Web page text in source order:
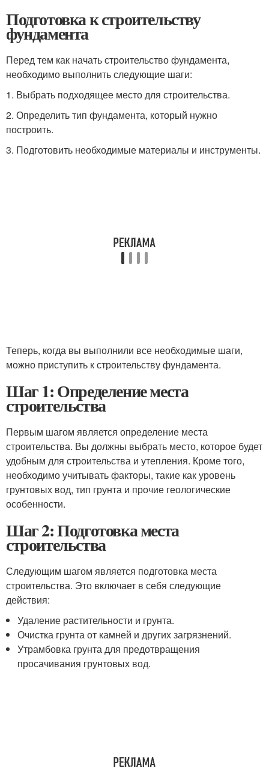
Подготовка к строительству
фундамента
Перед тем как начать строительство фундамента,
необходимо выполнить следующие шаги:
1. Выбрать подходящее место для строительства.
2. Определить тип фундамента, который нужно
построить.
3. Подготовить необходимые материалы и инструменты.
Теперь, когда вы выполнили все необходимые шаги,
можно приступить к строительству фундамента.
Шаг 1: Определение места
строительства
Первым шагом является определение места
строительства. Вы должны выбрать место, которое будет
удобным для строительства и утепления. Кроме того,
необходимо учитывать факторы, такие как уровень
грунтовых вод, тип грунта и прочие геологические
особенности.
Шаг 2: Подготовка места
строительства
Следующим шагом является подготовка места
строительства. Это включает в себя следующие
действия:
Удаление растительности и грунта.
Очистка грунта от камней и других загрязнений.
Утрамбовка грунта для предотвращения
просачивания грунтовых вод.